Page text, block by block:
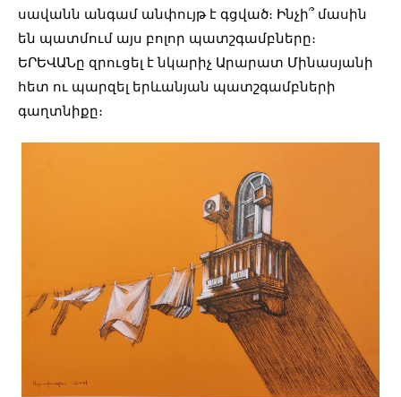
սավանն անգամ անփույթ է գցված։ Ինչի՞ մասին
են պատմում այս բոլոր պատշգամբները։
ԵՐԵՎԱՆը զրուցել է նկարիչ Արարատ Մինասյանի
հետ ու պարզել երևանյան պատշգամբների
գաղտնիքը։